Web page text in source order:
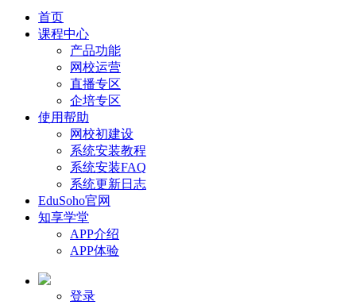
首页
课程中心
产品功能
网校运营
直播专区
企培专区
使用帮助
网校初建设
系统安装教程
系统安装FAQ
系统更新日志
EduSoho官网
知享学堂
APP介绍
APP体验
登录